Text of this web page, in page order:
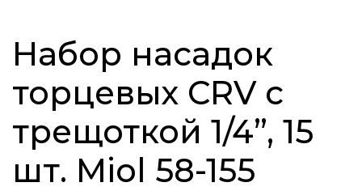
Набор насадок
торцевых CRV с
трещоткой 1/4”, 15
шт. Miol 58-155